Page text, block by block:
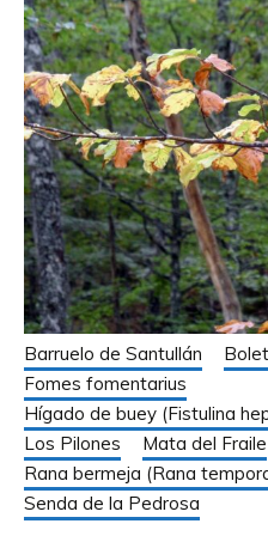
Barruelo de Santullán
Fomes fomentarius
Hígado de buey (Fistulina
Los Pilones
Mata del Fraile
Rana bermeja (Rana
Senda de la Pedrosa